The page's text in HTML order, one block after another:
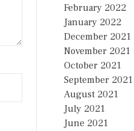
February 2022
January 2022
December 2021
November 2021
October 2021
September 2021
August 2021
July 2021
June 2021